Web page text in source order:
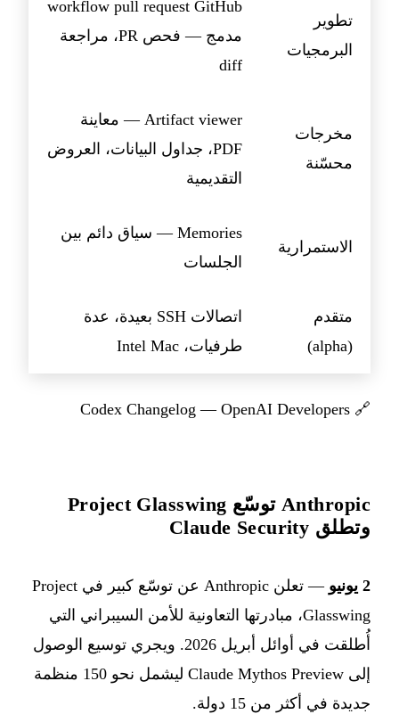
تطوير
البرمجيات
workflow pull request GitHub
مدمج — فحص PR، مراجعة
diff
مخرجات
محسّنة
Artifact viewer — معاينة
PDF، جداول البيانات، العروض
التقديمية
الاستمرارية
Memories — سياق دائم بين
الجلسات
متقدم
(alpha)
اتصالات SSH بعيدة، عدة
طرفيات، Intel Mac
🔗
Codex Changelog — OpenAI Developers
Anthropic توسّع Project Glasswing
وتطلق Claude Security
2 يونيو
— تعلن Anthropic عن توسّع كبير في Project
Glasswing، مبادرتها التعاونية للأمن السيبراني التي
أُطلقت في أوائل أبريل 2026. ويجري توسيع الوصول
إلى Claude Mythos Preview ليشمل نحو 150 منظمة
جديدة في أكثر من 15 دولة.